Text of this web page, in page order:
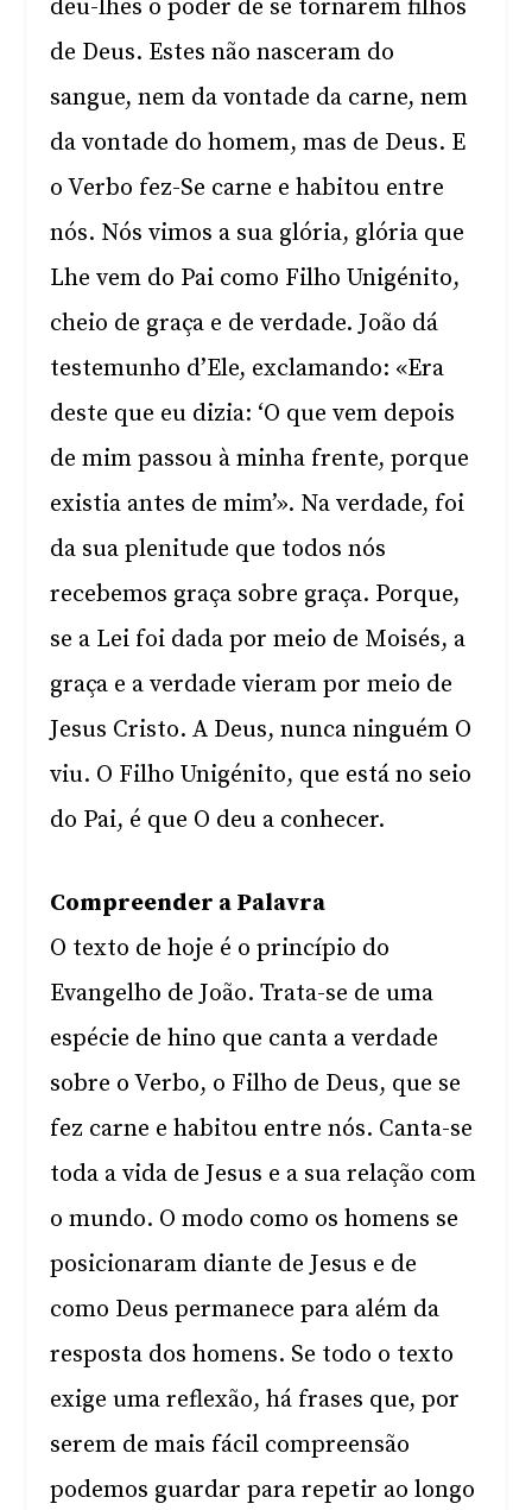
deu-lhes o poder de se tornarem filhos
de Deus. Estes não nasceram do
sangue, nem da vontade da carne, nem
da vontade do homem, mas de Deus. E
o Verbo fez-Se carne e habitou entre
nós. Nós vimos a sua glória, glória que
Lhe vem do Pai como Filho Unigénito,
cheio de graça e de verdade. João dá
testemunho d’Ele, exclamando: «Era
deste que eu dizia: ‘O que vem depois
de mim passou à minha frente, porque
existia antes de mim’». Na verdade, foi
da sua plenitude que todos nós
recebemos graça sobre graça. Porque,
se a Lei foi dada por meio de Moisés, a
graça e a verdade vieram por meio de
Jesus Cristo. A Deus, nunca ninguém O
viu. O Filho Unigénito, que está no seio
do Pai, é que O deu a conhecer.
Compreender a Palavra
O texto de hoje é o princípio do
Evangelho de João. Trata-se de uma
espécie de hino que canta a verdade
sobre o Verbo, o Filho de Deus, que se
fez carne e habitou entre nós. Canta-se
toda a vida de Jesus e a sua relação com
o mundo. O modo como os homens se
posicionaram diante de Jesus e de
como Deus permanece para além da
resposta dos homens. Se todo o texto
exige uma reflexão, há frases que, por
serem de mais fácil compreensão
podemos guardar para repetir ao longo